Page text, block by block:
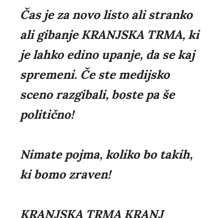
Čas je za novo listo ali stranko
ali gibanje KRANJSKA TRMA, ki
je lahko edino upanje, da se kaj
spremeni. Če ste medijsko
sceno razgibali, boste pa še
politično!
Nimate pojma, koliko bo takih,
ki bomo zraven!
KRANJSKA TRMA KRANJ